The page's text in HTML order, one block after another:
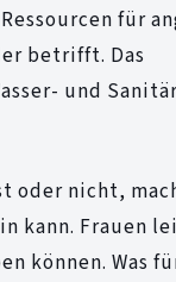
für
betrifft. Das
und
oder nicht,
kann. Frauen
können. Was